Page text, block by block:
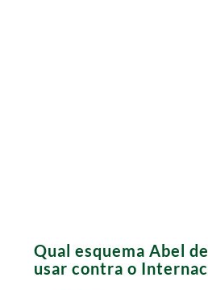
Qual esquema Abel
usar contra o